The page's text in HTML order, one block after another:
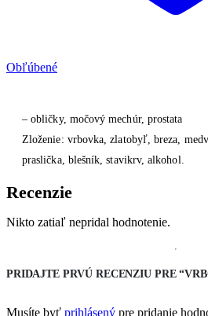
Obľúbené
– obličky, močový mechúr, prostata
Zloženie: vrbovka, zlatobyľ, breza,
praslička, blešník, stavikrv, alkohol.
Recenzie
Nikto zatiaľ nepridal hodnotenie.
PRIDAJTE PRVÚ RECENZIU PRE
Musíte byť prihlásený pre pridanie